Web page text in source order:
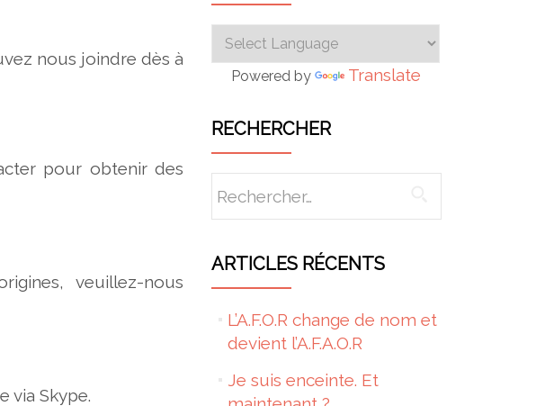
nous joindre dès à
pour obtenir des
veuillez-nous
via Skype.
Powered by Translate
RECHERCHER
ARTICLES RÉCENTS
L’A.F.O.R change de nom et
devient l’A.F.A.O.R
Je suis enceinte. Et